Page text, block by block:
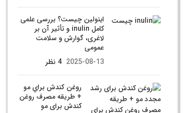
اینولین چیست؟ بررسی علمی
کامل inulin و تأثیر آن بر
لاغری، گوارش و سلامت
عمومی
2025-08-13 4 نظر
روغن كندش براي مو
+ طریقه مصرف روغن
کندش برای مو